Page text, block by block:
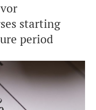
starting
period